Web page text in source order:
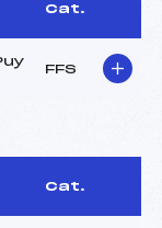
Cat.
FFS
Cat.